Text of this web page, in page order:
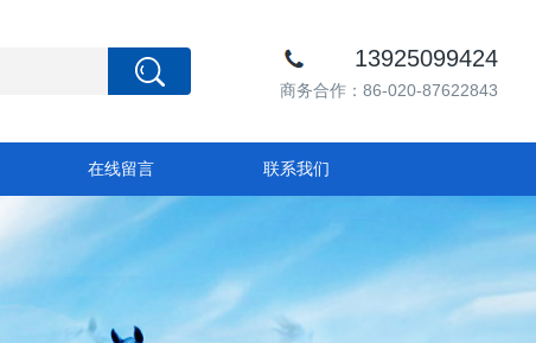
13925099424
商务合作：86-020-87622843
在线留言 联系我们